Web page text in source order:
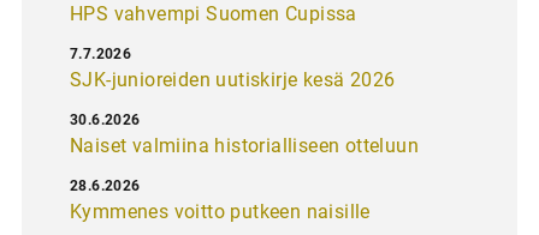
HPS vahvempi Suomen Cupissa
SJK-junioreiden uutiskirje kesä 2026
7.7.2026
Naiset valmiina historialliseen otteluun
30.6.2026
Kymmenes voitto putkeen naisille
28.6.2026